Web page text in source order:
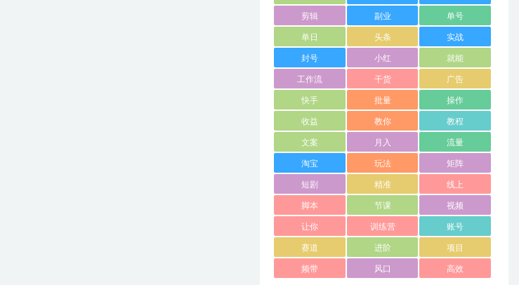
剪辑 副业 单号
单日 头条 实战
封号 小红 就能
工作流 干货 广告
快手 批量 操作
收益 教你 教程
文案 月入 流量
淘宝 玩法 矩阵
短剧 精准 线上
脚本 节课 视频
让你 训练营 账号
赛道 进阶 项目
频带 风口 高效